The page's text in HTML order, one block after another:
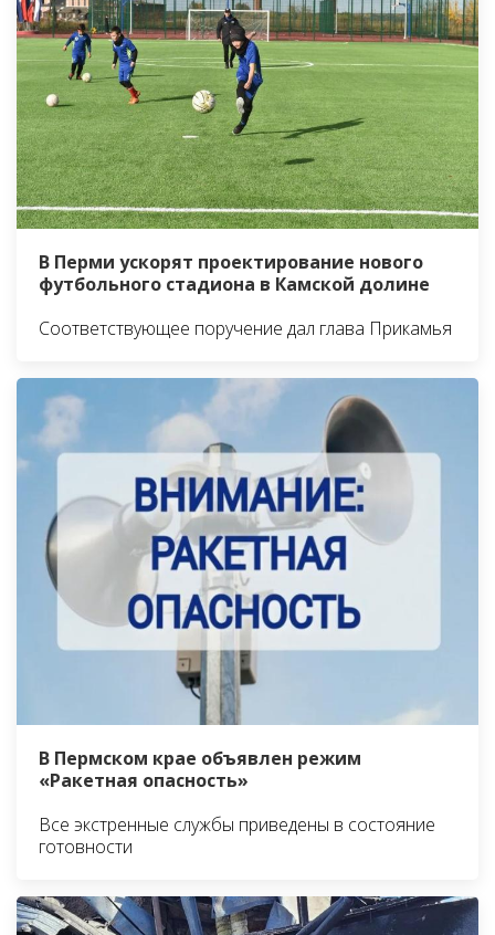
В Перми ускорят проектирование нового
футбольного стадиона в Камской долине
Соответствующее поручение дал глава Прикамья
В Пермском крае объявлен режим
«Ракетная опасность»
Все экстренные службы приведены в состояние
готовности